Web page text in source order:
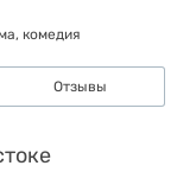
комедия
Отзывы